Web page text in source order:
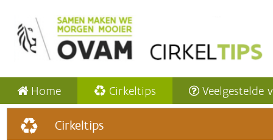
Home Cirkeltips Veelgestelde
Cirkeltips